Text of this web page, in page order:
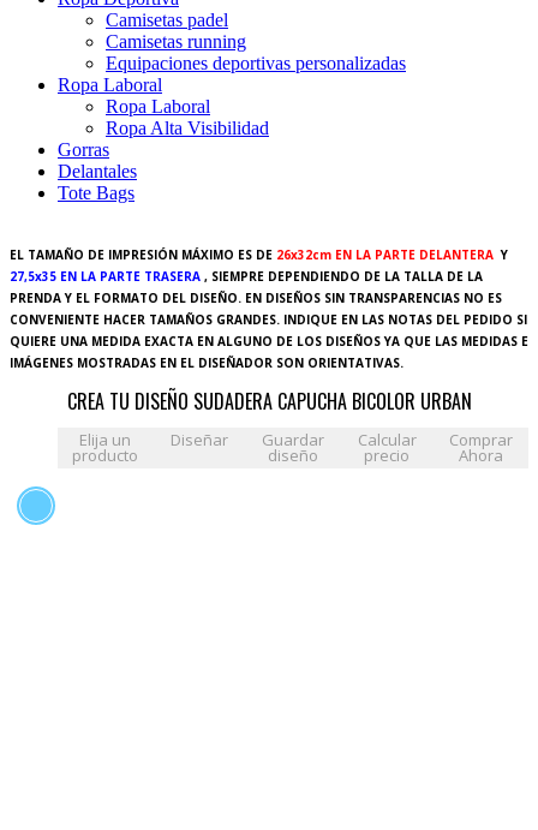
Camisetas padel
Camisetas running
Equipaciones deportivas personalizadas
Ropa Laboral
Ropa Laboral
Ropa Alta Visibilidad
Gorras
Delantales
Tote Bags
EL TAMAÑO DE IMPRESIÓN MÁXIMO ES DE 26x32cm EN LA PARTE DELANTERA Y
27,5x35 EN LA PARTE TRASERA , SIEMPRE DEPENDIENDO DE LA TALLA DE LA
PRENDA Y EL FORMATO DEL DISEÑO. EN DISEÑOS SIN TRANSPARENCIAS NO ES
CONVENIENTE HACER TAMAÑOS GRANDES. INDIQUE EN LAS NOTAS DEL PEDIDO SI
QUIERE UNA MEDIDA EXACTA EN ALGUNO DE LOS DISEÑOS YA QUE LAS MEDIDAS E
IMÁGENES MOSTRADAS EN EL DISEÑADOR SON ORIENTATIVAS.
CREA TU DISEÑO SUDADERA CAPUCHA BICOLOR URBAN
Elija un
producto
Diseñar Guardar
diseño
Calcular
precio
Comprar
Ahora